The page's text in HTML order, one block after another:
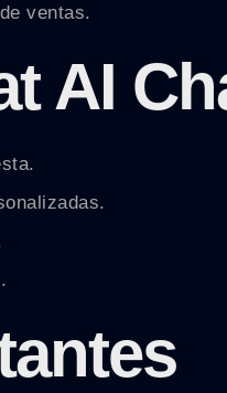
ventas.
AI